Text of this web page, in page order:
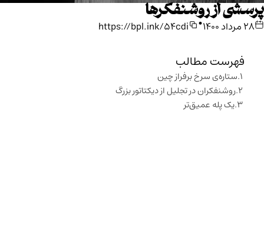
پرسشی از روشنفکرها
۲۸ مرداد ۱۴۰۰ •
https://bpl.ink/54cdi
فهرست مطالب
ستاره‌ی سرخ برفراز چین
روشنفکران در تجلیل از دیکتاتور بزرگ
یک پله عمیق‌تر